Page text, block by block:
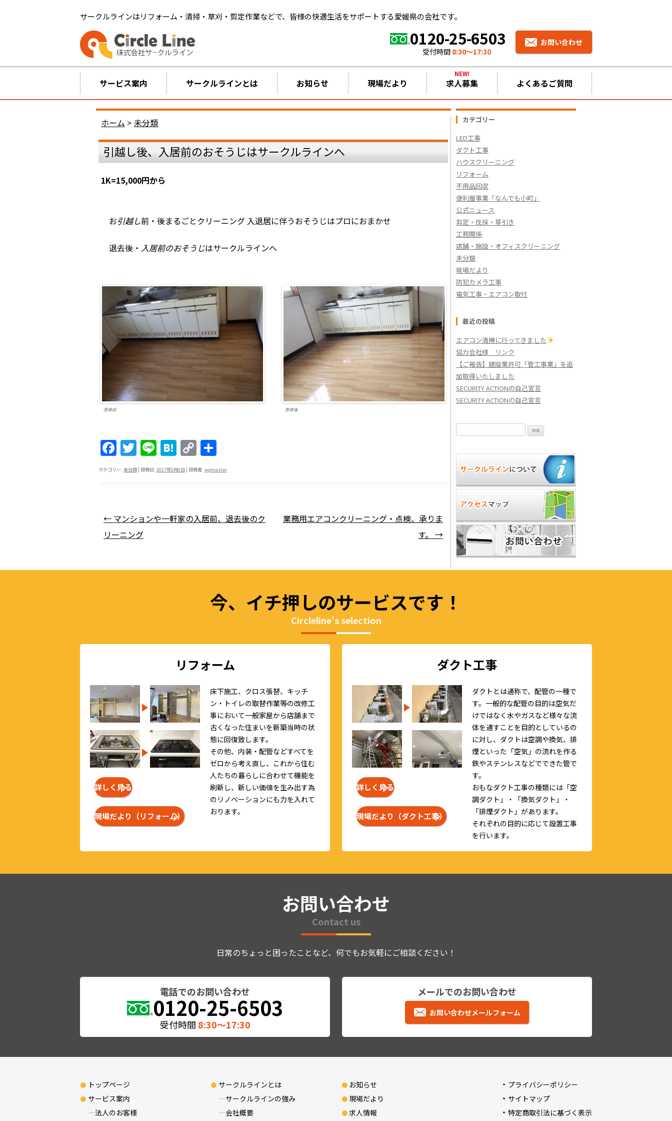
サークルラインはリフォーム・清掃・草刈・剪定作業などで、皆様の快適生活をサポートする愛媛県の会社です。
0120-25-6503
受付時間 8:30〜17:30
お問い合わせ
サービス案内 サークルラインとは お知らせ 現場だより 求人募集
NEW!
よくあるご質問
ホーム > 未分類
引越し後、入居前のおそうじはサークルラインへ
1K=15,000円から
お引越し前・後まるごとクリーニング 入退居に伴うおそうじはプロにおまかせ
退去後・ 入居前のおそうじはサークルラインへ
清掃前 清掃後
F
a
c
b
o
o
T
w
itt
Li
n
e
H
at
e
a
C
o
p
Li
n
有
カテゴリー: 未分類 | 投稿日: 2017年3月6日 | 投稿者: wpmaster
投稿ナビゲーション
← マンションや一軒家の入居前、退去後のク
リーニング
業務用エアコンクリーニング・点検、承りま
す。 →
カテゴリー
LED工事
ダクト工事
ハウスクリーニング
リフォーム
不用品回収
便利屋事業「なんでも小町」
公式ニュース
剪定・伐採・草引き
工務関係
店舗・施設・オフィスクリーニング
未分類
現場だより
防犯カメラ工事
電気工事・エアコン取付
最近の投稿
エアコン清掃に行ってきました
協力会社様 リンク
【ご報告】建設業許可「管工事業」を追
加取得いたしました
SECURITY ACTIONの自己宣言
SECURITY ACTIONの自己宣言
検
索:
今、イチ押しのサービスです！
Circleline's selection
リフォーム
詳しく見る
現場だより（リフォーム）
床下施工、クロス張替、キッチ
ン・トイレの取替作業等の改修工
事において一般家屋から店舗まで
古くなった住まいを新築当時の状
態に回復致します。
その他、内装・配管などすべてを
ゼロから考え直し、これから住む
人たちの暮らしに合わせて機能を
刷新し、新しい価値を生み出す為
のリノベーションにも力を入れて
おります。
ダクト工事
詳しく見る
現場だより（ダクト工事）
ダクトとは通称で、配管の一種で
す。一般的な配管の目的は空気だ
けではなく水やガスなど様々な流
体を通すことを目的としているの
に対し、ダクトは空調や換気、排
煙といった「空気」の流れを作る
鉄やステンレスなどでできた管で
す。
おもなダクト工事の種類には「空
調ダクト」・「換気ダクト」・
「排煙ダクト」があります。
それぞれの目的に応じて設置工事
を行います。
お問い合わせ
Contact us
日常のちょっと困ったことなど、何でもお気軽にご相談ください！
電話でのお問い合わせ
0120-25-6503
受付時間 8:30〜17:30
メールでのお問い合わせ
お問い合わせメールフォーム
トップページ
サービス案内
法人のお客様
サークルラインとは
サークルラインの強み
会社概要
お知らせ
現場だより
求人情報
プライバシーポリシー
サイトマップ
特定商取引法に基づく表示